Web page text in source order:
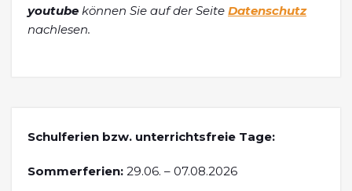
youtube können Sie auf der Seite Datenschutz
nachlesen.
Schulferien bzw. unterrichtsfreie Tage:
Sommerferien: 29.06. – 07.08.2026